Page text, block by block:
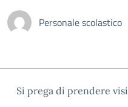
Personale scolastico
Si prega di prendere